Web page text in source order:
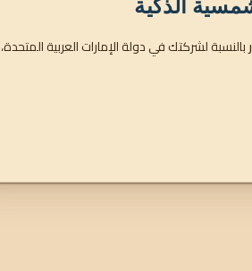
بالنسبة لشركتك في دولة الإمارات العربية المتحدة،